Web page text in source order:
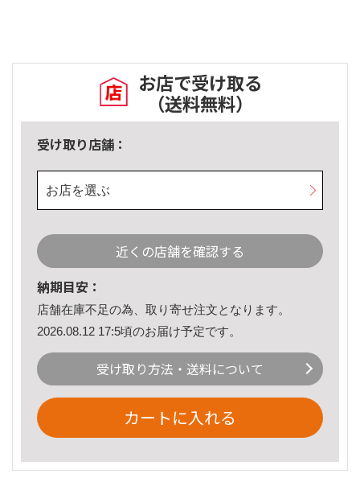
お店で受け取る
（送料無料）
受け取り店舗：
お店を選ぶ
近くの店舗を確認する
納期目安：
店舗在庫不足の為、取り寄せ注文となります。
2026.08.12 17:5頃のお届け予定です。
受け取り方法・送料について
カートに入れる